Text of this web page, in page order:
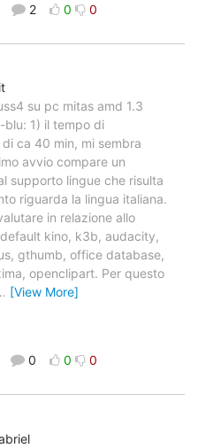
2 0 0
su pc mitas amd 1.3
1) il tempo di
ca 40 min, mi sembra
avvio compare un
supporto lingue che risulta
riguarda la lingua italiana.
in relazione allo
kino, k3b, audacity,
gthumb, office database,
openclipart. Per questo
[View More]
0 0 0